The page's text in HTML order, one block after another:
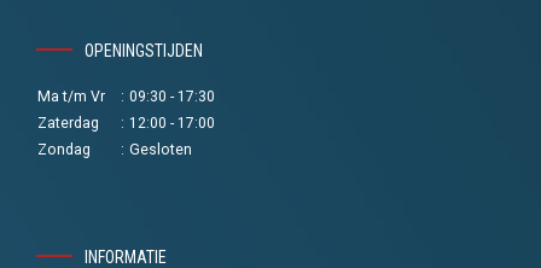
OPENINGSTIJDEN
Ma t/m Vr : 09:30 - 17:30
Zaterdag
: 12:00 - 17:00
Zondag
: Gesloten
INFORMATIE